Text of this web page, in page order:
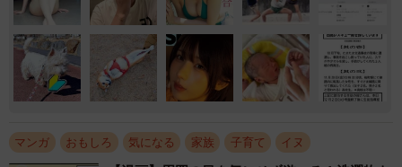
マンガ おもしろ 気になる 家族 子育て イヌ